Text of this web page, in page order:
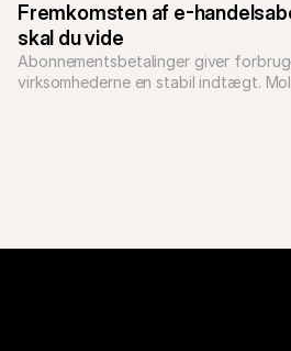
Fremkomsten af e-
skal du vide
Abonnementsbetalinger giver
virksomhederne en stabil indtægt.